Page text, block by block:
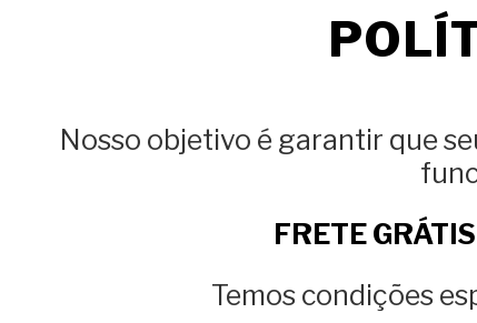
Nosso objetivo é garantir que
FRETE
Temos condições